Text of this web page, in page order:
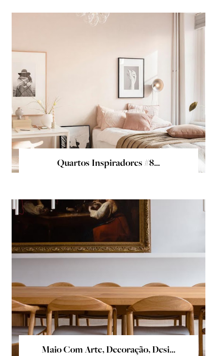
Quartos Inspiradores #8...
Maio Com Arte, Decoração, Desi...